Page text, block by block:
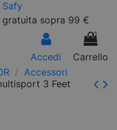
Safy
sopra 99 €
Accedi
0
Carrello
Accessori
3 Feet